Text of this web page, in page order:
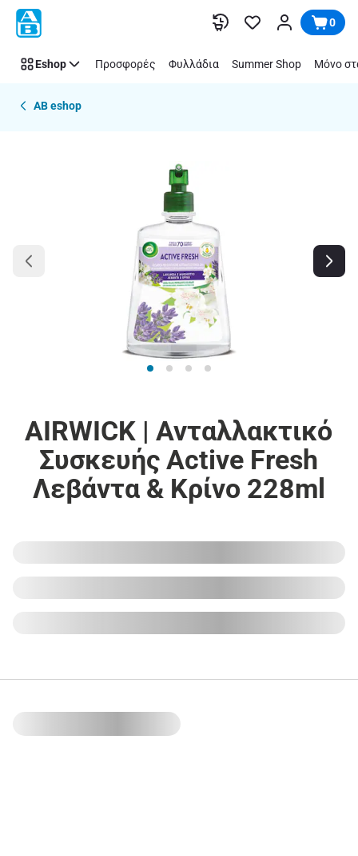
Παράλειψη 0
Eshop Προσφορές Φυλλάδια Summer Shop Μόνο
AB eshop
AIRWICK | Ανταλλακτικό
Συσκευής Active Fresh
Λεβάντα & Κρίνο 228ml